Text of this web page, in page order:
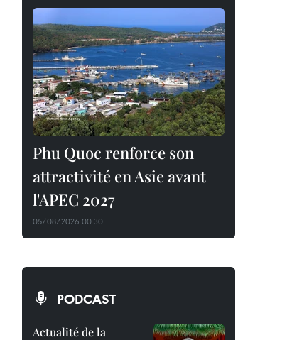
Phu Quoc renforce son
attractivité en Asie avant
l'APEC 2027
05/08/2026 00:30
PODCAST
Actualité de la